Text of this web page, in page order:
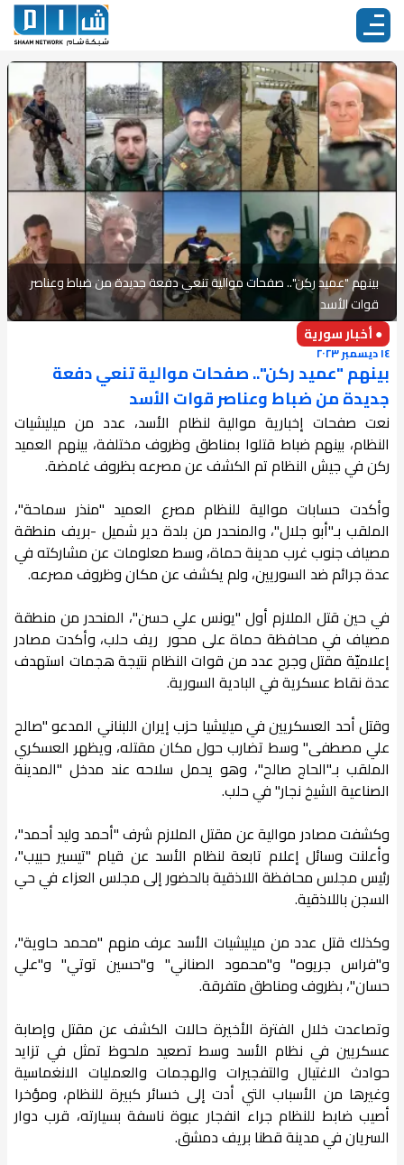
بينهم "عميد ركن".. صفحات موالية تنعي دفعة جديدة من ضباط وعناصر
قوات الأسد
● أخبار سورية
١٤ ديسمبر ٢٠٢٣
بينهم "عميد ركن".. صفحات موالية تنعي دفعة
جديدة من ضباط وعناصر قوات الأسد
نعت صفحات إخبارية موالية لنظام الأسد، عدد من ميليشيات
النظام، بينهم ضباط قتلوا بمناطق وظروف مختلفة، بينهم العميد
ركن في جيش النظام تم الكشف عن مصرعه بظروف غامضة.
وأكدت حسابات موالية للنظام مصرع العميد "منذر سماحة"،
الملقب بـ"أبو جلال"، والمنحدر من بلدة دير شميل -بريف منطقة
مصياف جنوب غرب مدينة حماة، وسط معلومات عن مشاركته في
عدة جرائم ضد السوريين، ولم يكشف عن مكان وظروف مصرعه.
في حين قتل الملازم أول "يونس علي حسن"، المنحدر من منطقة
مصياف في محافظة حماة على محور ريف حلب، وأكدت مصادر
إعلاميّة مقتل وجرح عدد من قوات النظام نتيجة هجمات استهدف
عدة نقاط عسكرية في البادية السورية.
وقتل أحد العسكريين في ميليشيا حزب إيران اللبناني المدعو "صالح
علي مصطفى" وسط تضارب حول مكان مقتله، ويظهر العسكري
الملقب بـ"الحاج صالح"، وهو يحمل سلاحه عند مدخل "المدينة
الصناعية الشيخ نجار" في حلب.
وكشفت مصادر موالية عن مقتل الملازم شرف "أحمد وليد أحمد"،
وأعلنت وسائل إعلام تابعة لنظام الأسد عن قيام "تيسير حبيب"،
رئيس مجلس محافظة اللاذقية بالحضور إلى مجلس العزاء في حي
السجن باللاذقية.
وكذلك قتل عدد من ميليشيات الأسد عرف منهم "محمد حاوية"،
و"فراس جريوه" و"محمود الصناني" و"حسين توتي" و"علي
حسان"، بظروف ومناطق متفرقة.
وتصاعدت خلال الفترة الأخيرة حالات الكشف عن مقتل وإصابة
عسكريين في نظام الأسد وسط تصعيد ملحوظ تمثل في تزايد
حوادث الاغتيال والتفجيرات والهجمات والعمليات الانغماسية
وغيرها من الأسباب التي أدت إلى خسائر كبيرة للنظام، ومؤخرا
أصيب ضابط للنظام جراء انفجار عبوة ناسفة بسيارته، قرب دوار
السريان في مدينة قطنا بريف دمشق.